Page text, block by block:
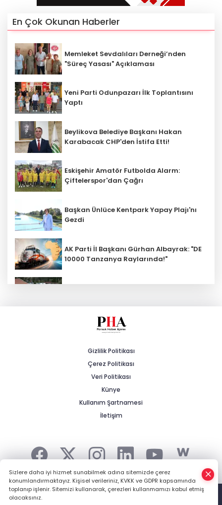
En Çok Okunan Haberler
Memleket Sevdalıları Derneği’nden
"Süreç Yasası" Açıklaması
Yeni Parti Odunpazarı İlk Toplantısını
Yaptı
Beylikova Belediye Başkanı Hakan
Karabacak CHP'den İstifa Etti!
Eskişehir Amatör Futbolda Alarm:
Çiftelerspor'dan Çağrı
Başkan Ünlüce Kentpark Yapay Plajı'nı
Gezdi
AK Parti İl Başkanı Gürhan Albayrak: "DE
10000 Tanzanya Raylarında!"
Eskişehirspor'da Lig Hazırlıkları Devam
Prof. Dr. Ayşen Gürcan’dan 25. Yıl ve
Türkiye Yüzyılı Vurgusu
Yeni Partili Çakırözer’in TBMM’deki İlk
Önergesi Gazeteciler İçin
Gizlilik Politikası
Çerez Politikası
Veri Politikası
Künye
Kullanım Şartnamesi
İletişim
Şehrin Haberi, Kırsalın Gündemi... - HABER YAZILIMIve
TURKTICARET.NET projesidir Copyright© 2006-2026 Tüm hakları
Sizlere daha iyi hizmet sunabilmek adına sitemizde çerez
konumlandırmaktayız. Kişisel verileriniz, KVKK ve GDPR kapsamında
toplanıp işlenir. Sitemizi kullanarak, çerezleri kullanmamızı kabul etmiş
olacaksınız.